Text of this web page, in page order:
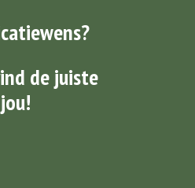
de juiste